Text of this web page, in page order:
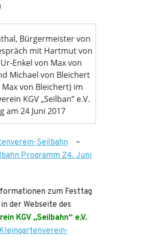
Bürgermeister von
mit Hartmut von
Enkel von Max von
Michael von Bleichert
Max von Bleichert) im
KGV „Seilban“ e.V.
am 24 Juni 2017
Seilbahn –
Programm 24. Juni
zum Festtag
der Webseite des
KGV „Seilbahn“ e.V.
Kleingartenverein-